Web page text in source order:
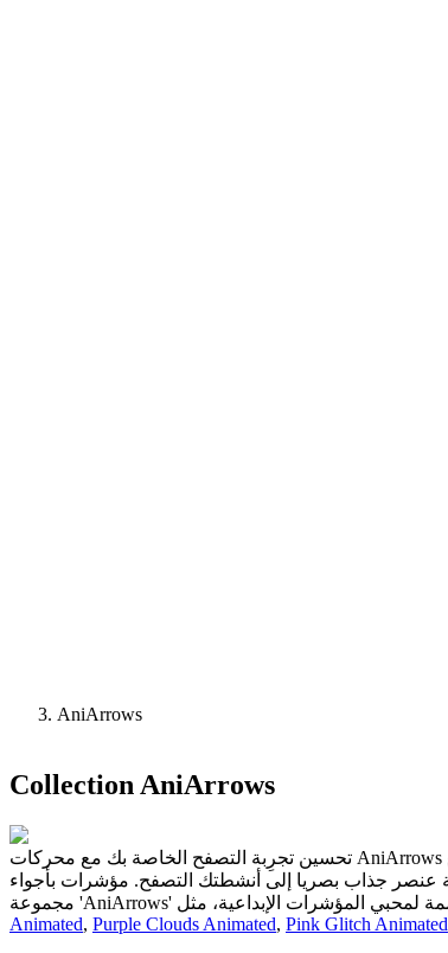
AniArrows
Collection AniArrows
تحسين تجرِبة التصفح الخاصة بك مع محركات AniArrows لدينا هذه الأسطوانات الرسوم المتحركة تجلب لمسة ديناميكية وأنيقة إلى محركات التصفح الخاصة بك، مما يجعل من السهل التصفح ب المواقع
Animated, Purple Clouds Animated, Pink Glitch Animated